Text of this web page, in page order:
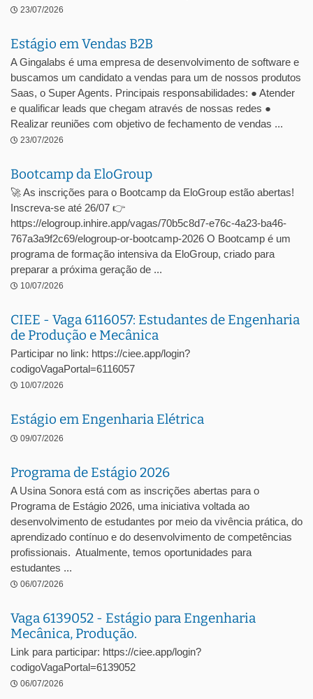
23/07/2026
Estágio em Vendas B2B
A Gingalabs é uma empresa de desenvolvimento de software e
buscamos um candidato a vendas para um de nossos produtos
Saas, o Super Agents. Principais responsabilidades: ● Atender
e qualificar leads que chegam através de nossas redes ●
Realizar reuniões com objetivo de fechamento de vendas ...
23/07/2026
Bootcamp da EloGroup
🚀 As inscrições para o Bootcamp da EloGroup estão abertas!
Inscreva-se até 26/07 👉
https://elogroup.inhire.app/vagas/70b5c8d7-e76c-4a23-ba46-
767a3a9f2c69/elogroup-or-bootcamp-2026 O Bootcamp é um
programa de formação intensiva da EloGroup, criado para
preparar a próxima geração de ...
10/07/2026
CIEE - Vaga 6116057: Estudantes de Engenharia
de Produção e Mecânica
Participar no link: https://ciee.app/login?
codigoVagaPortal=6116057
10/07/2026
Estágio em Engenharia Elétrica
09/07/2026
Programa de Estágio 2026
A Usina Sonora está com as inscrições abertas para o
Programa de Estágio 2026, uma iniciativa voltada ao
desenvolvimento de estudantes por meio da vivência prática, do
aprendizado contínuo e do desenvolvimento de competências
profissionais. Atualmente, temos oportunidades para
estudantes ...
06/07/2026
Vaga 6139052 - Estágio para Engenharia
Mecânica, Produção.
Link para participar: https://ciee.app/login?
codigoVagaPortal=6139052
06/07/2026